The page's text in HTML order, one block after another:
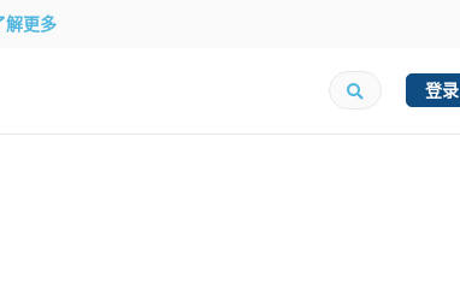
解更多
登录